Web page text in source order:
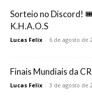
Sorteio no Discord!
K.H.A.O.S
Lucas Felix - 6 de agosto de
Finais Mundiais da
Lucas Felix - 3 de agosto de